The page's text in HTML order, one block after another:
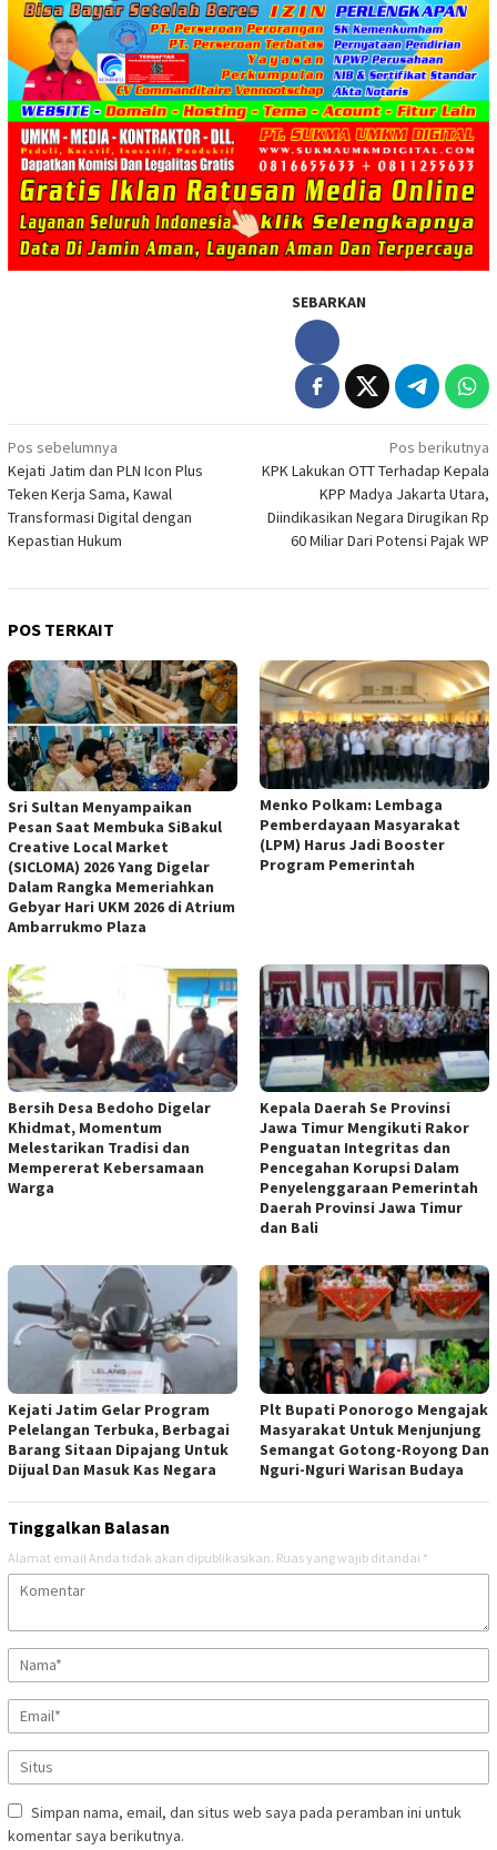
SEBARKAN
Navigasi
pos
Pos sebelumnya
Kejati Jatim dan PLN Icon Plus
Teken Kerja Sama, Kawal
Transformasi Digital dengan
Kepastian Hukum
Pos berikutnya
KPK Lakukan OTT Terhadap Kepala
KPP Madya Jakarta Utara,
Diindikasikan Negara Dirugikan Rp
60 Miliar Dari Potensi Pajak WP
POS TERKAIT
Sri Sultan Menyampaikan
Pesan Saat Membuka SiBakul
Creative Local Market
(SICLOMA) 2026 Yang Digelar
Dalam Rangka Memeriahkan
Gebyar Hari UKM 2026 di Atrium
Ambarrukmo Plaza
Menko Polkam: Lembaga
Pemberdayaan Masyarakat
(LPM) Harus Jadi Booster
Program Pemerintah
Bersih Desa Bedoho Digelar
Khidmat, Momentum
Melestarikan Tradisi dan
Mempererat Kebersamaan
Warga
Kepala Daerah Se Provinsi
Jawa Timur Mengikuti Rakor
Penguatan Integritas dan
Pencegahan Korupsi Dalam
Penyelenggaraan Pemerintah
Daerah Provinsi Jawa Timur
dan Bali
Kejati Jatim Gelar Program
Pelelangan Terbuka, Berbagai
Barang Sitaan Dipajang Untuk
Dijual Dan Masuk Kas Negara
Plt Bupati Ponorogo Mengajak
Masyarakat Untuk Menjunjung
Semangat Gotong-Royong Dan
Nguri-Nguri Warisan Budaya
Tinggalkan Balasan
Alamat email Anda tidak akan dipublikasikan. Ruas yang wajib ditandai *
Simpan nama, email, dan situs web saya pada peramban ini untuk
komentar saya berikutnya.